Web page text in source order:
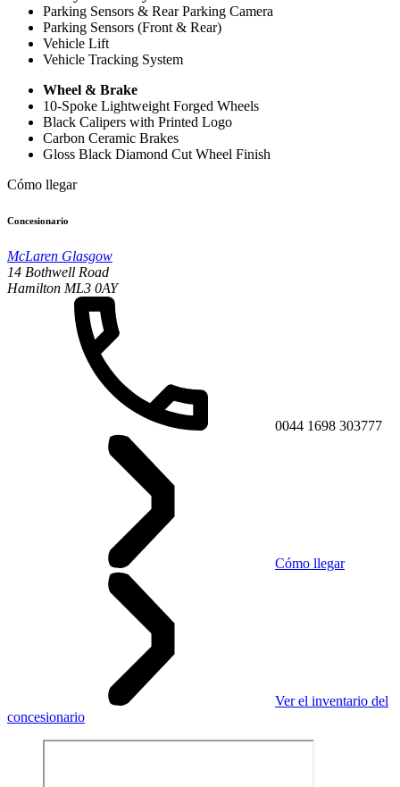
Parking Sensors & Rear Parking Camera
Parking Sensors (Front & Rear)
Vehicle Lift
Vehicle Tracking System
Wheel & Brake
10-Spoke Lightweight Forged Wheels
Black Calipers with Printed Logo
Carbon Ceramic Brakes
Gloss Black Diamond Cut Wheel Finish
Cómo llegar
Concesionario
McLaren Glasgow
14 Bothwell Road
Hamilton ML3 0AY
0044 1698 303777
Cómo llegar
Ver el inventario del
concesionario